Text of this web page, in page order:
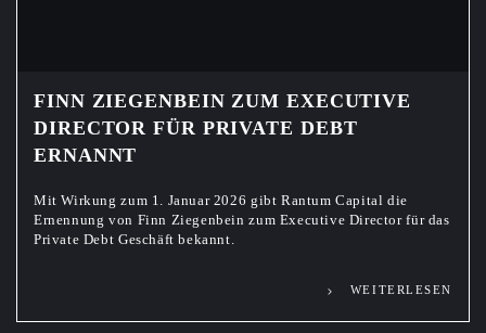
FINN ZIEGENBEIN ZUM EXECUTIVE
DIRECTOR FÜR PRIVATE DEBT
ERNANNT
Mit Wirkung zum 1. Januar 2026 gibt Rantum Capital die
Ernennung von Finn Ziegenbein zum Executive Director für das
Private Debt Geschäft bekannt.
WEITERLESEN